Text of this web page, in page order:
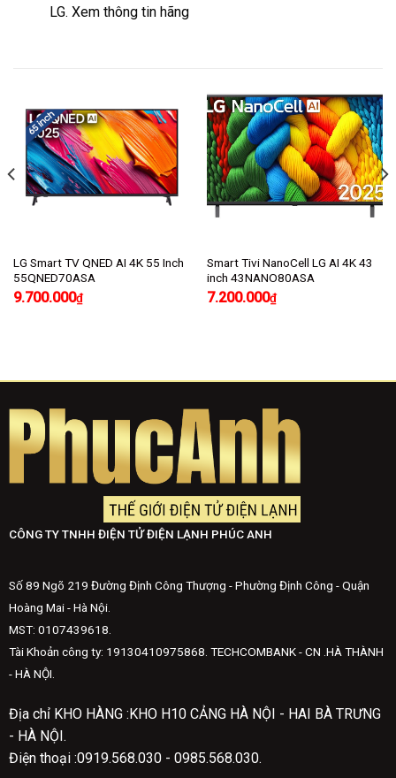
LG. Xem thông tin hãng
LG Smart TV QNED AI 4K 55 Inch
55QNED70ASA
9.700.000₫
Smart Tivi NanoCell LG AI 4K 43
inch 43NANO80ASA
7.200.000₫
CÔNG TY TNHH ĐIỆN TỬ ĐIỆN LẠNH PHÚC ANH
Số 89 Ngõ 219 Đường Định Công Thượng - Phường Định Công - Quận
Hoàng Mai - Hà Nội.
MST: 0107439618.
Tài Khoản công ty: 19130410975868. TECHCOMBANK - CN .HÀ THÀNH
- HÀ NỘI.
Địa chỉ KHO HÀNG :KHO H10 CẢNG HÀ NỘI - HAI BÀ TRƯNG
- HÀ NỘI.
Điện thoại :0919.568.030 - 0985.568.030.